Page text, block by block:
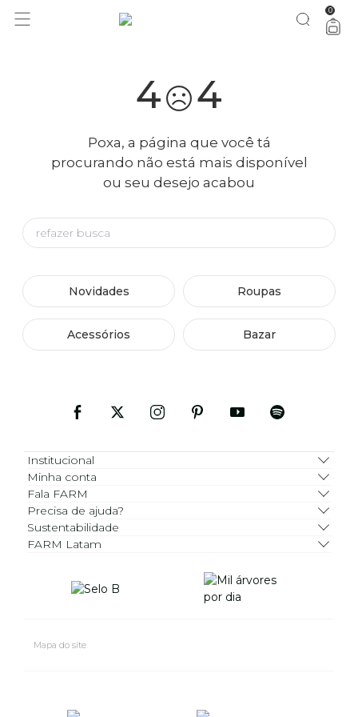
0
4 4
Poxa, a página que você tá
procurando não está mais disponível
ou seu desejo acabou
Novidades Roupas
Acessórios Bazar
Institucional
Minha conta
Fala FARM
Precisa de ajuda?
Sustentabilidade
FARM Latam
Mapa do site